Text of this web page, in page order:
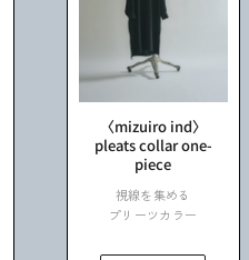
〈mizuiro ind〉
pleats collar one-
piece
視線を集める
プリーツカラー